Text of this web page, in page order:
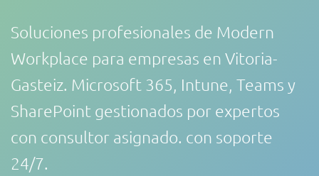
Soluciones profesionales de Modern
Workplace para empresas en Vitoria-
Gasteiz. Microsoft 365, Intune, Teams y
SharePoint gestionados por expertos
con consultor asignado. con soporte
24/7.